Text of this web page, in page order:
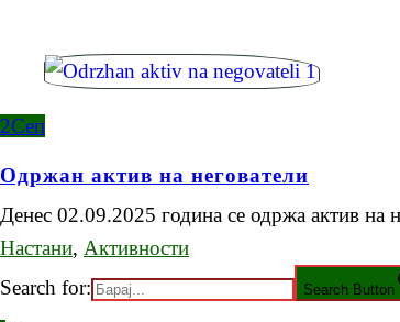
2Сеп
Одржан актив на негователи
Денес 02.09.2025 година се одржа актив на
Настани, Активности
Search for:
Search Button